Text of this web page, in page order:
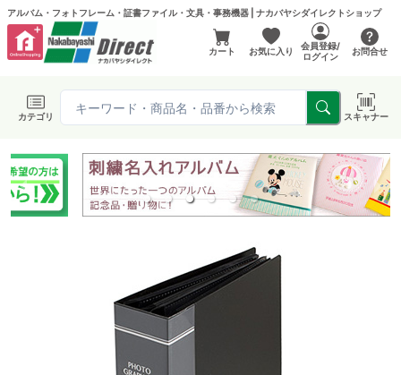
アルバム・フォトフレーム・証書ファイル・文具・事務機器 | ナカバヤシダイレクトショップ
カート お気に入り
会員登録/
ログイン
お問合せ
カテゴリ スキャナー